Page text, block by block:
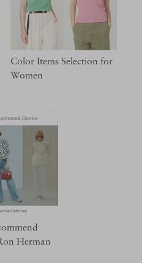
Color Items Selection for
Women
Herman